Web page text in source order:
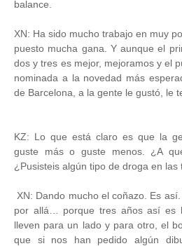
balance.
XN: Ha sido mucho trabajo en muy
puesto mucha gana. Y aunque el
dos y tres es mejor, mejoramos y el
nominada a la novedad más
de Barcelona, a la gente le gustó, le
KZ: Lo que está claro es que la
guste más o guste menos. ¿A
¿Pusisteis algún tipo de droga en las
XN: Dando mucho el coñazo. Es
por allá… porque tres años así es
lleven para un lado y para otro, el
que si nos han pedido algún